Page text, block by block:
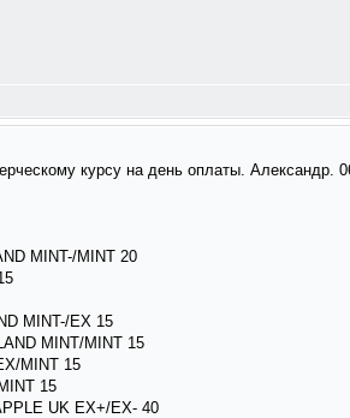
курсу на день оплаты. Александр.
MINT-/MINT 20
MINT-/EX 15
MINT/MINT 15
MINT 15
15
UK EX+/EX- 40